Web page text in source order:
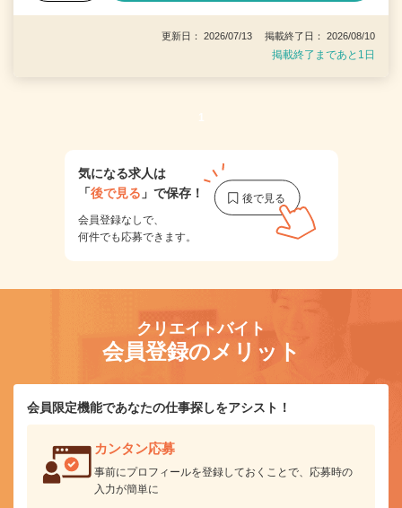
更新日： 2026/07/13 掲載終了日： 2026/08/10
掲載終了まであと1日
1
気になる求人は
「後で見る 」で保存！
会員登録なしで、
何件でも応募できます。
クリエイトバイト
会員登録のメリット
会員限定機能であなたの仕事探しをアシスト！
カンタン応募
事前にプロフィールを登録しておくことで、応募時の
入力が簡単に